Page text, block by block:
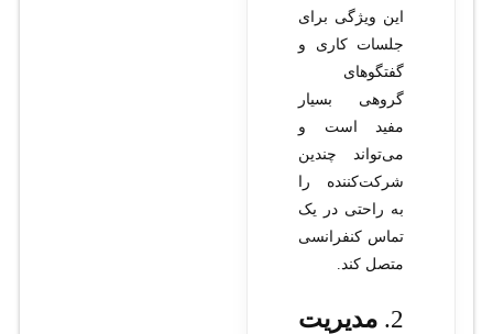
این ویژگی برای
جلسات کاری و
گفتگوهای
گروهی بسیار
مفید است و
می‌تواند چندین
شرکت‌کننده را
به راحتی در یک
تماس کنفرانسی
متصل کند.
2. مدیریت